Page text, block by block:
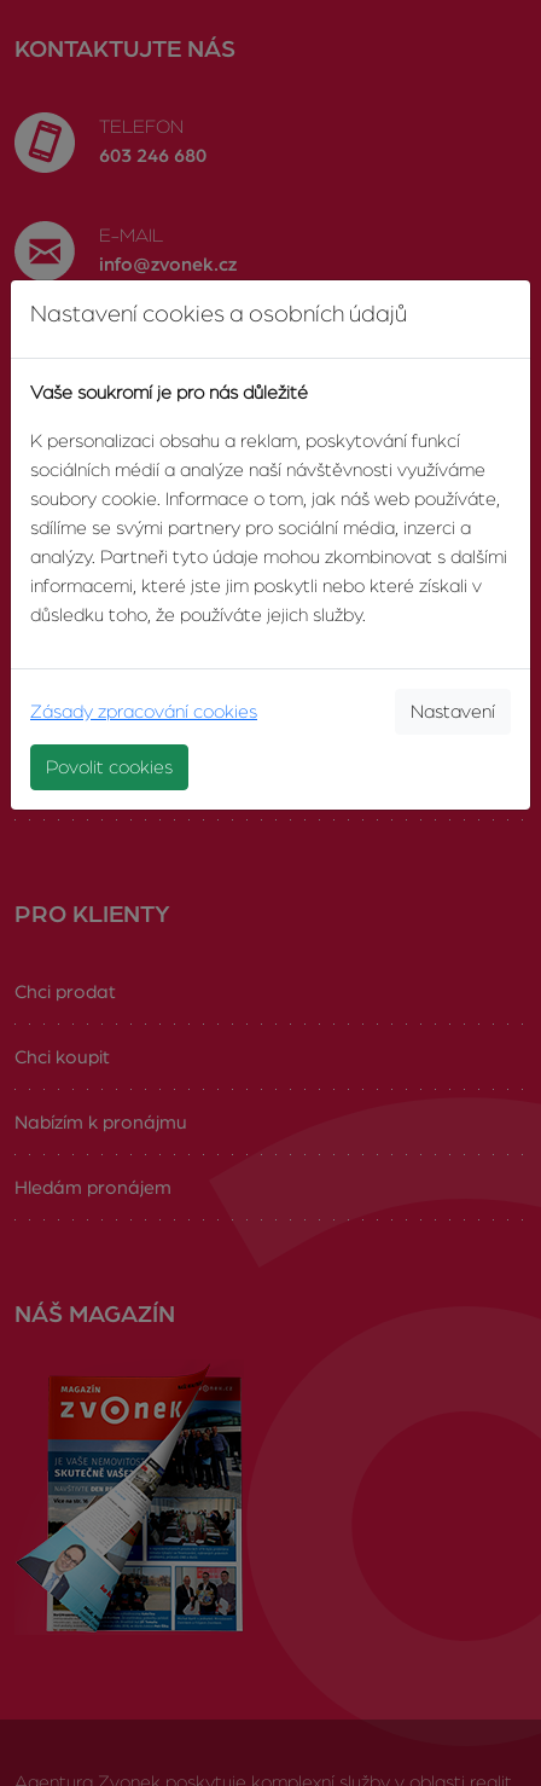
KONTAKTUJTE NÁS
TELEFON
603 246 680
E-MAIL
info@zvonek.cz
O AGENTUŘE
O nás
Náš tým
Volná pracovní místa
PRO KLIENTY
Chci prodat
Chci koupit
Nabízím k pronájmu
Hledám pronájem
NÁŠ MAGAZÍN
Agentura Zvonek poskytuje komplexní služby v oblasti realit,
Nastavení cookies a osobních údajů
Vaše soukromí je pro nás důležité
K personalizaci obsahu a reklam, poskytování funkcí
sociálních médií a analýze naší návštěvnosti využíváme
soubory cookie. Informace o tom, jak náš web používáte,
sdílíme se svými partnery pro sociální média, inzerci a
analýzy. Partneři tyto údaje mohou zkombinovat s dalšími
informacemi, které jste jim poskytli nebo které získali v
důsledku toho, že používáte jejich služby.
Zásady zpracování cookies Nastavení
Povolit cookies